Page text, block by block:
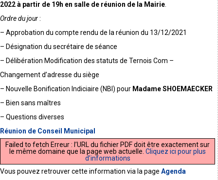
2022 à partir de 19h en salle de réunion de la Mairie
Ordre du jour:
– Approbation du compte rendu de la réunion du 13/12/2021
– Désignation du secrétaire de séance
– Délibération Modification des statuts de Ternois Com –
Changement d’adresse du siège
– Nouvelle Bonification Indiciaire (NBI) pour Madame SHOEMAECKER
– Bien sans maîtres
– Questions diverses
Réunion de Conseil Municipal
Failed to fetch Erreur : l’URL du fichier PDF doit être exactement sur
le même domaine que la page web actuelle. Cliquez ici pour plus
d’informations
Vous pouvez retrouver cette information via la page Agenda